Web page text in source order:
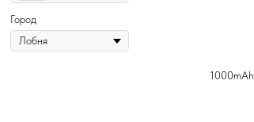
Город
1000mAh